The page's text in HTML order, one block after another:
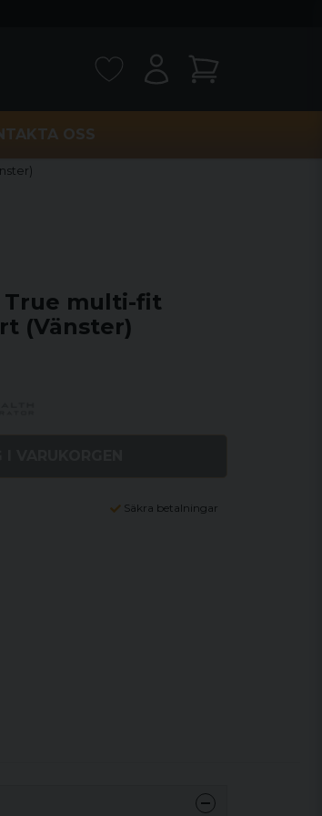
OSS
True multi-fit
(Vänster)
Säkra betalningar